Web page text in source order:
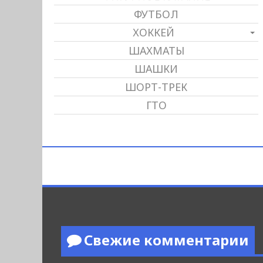
ФУТБОЛ
ХОККЕЙ
ШАХМАТЫ
ШАШКИ
ШОРТ-ТРЕК
ГТО
Свежие комментарии